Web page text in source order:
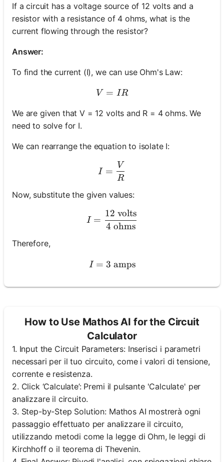
If a circuit has a voltage source of 12 volts and a
resistor with a resistance of 4 ohms, what is the
current flowing through the resistor?
Answer:
To find the current (I), we can use Ohm's Law:
V = IR
V = IR
We are given that V = 12 volts and R = 4 ohms. We
need to solve for I.
We can rearrange the equation to isolate I:
I = \frac{V}{R}
I =
R
V
Now, substitute the given values:
I = \frac{12 \text{
I =
4 ohms
12 volts
Therefore,
I = 3 \text{ amps}
I = 3 amps
How to Use Mathos AI for the Circuit
Calculator
1. Input the Circuit Parameters: Inserisci i parametri
necessari per il tuo circuito, come i valori di tensione,
corrente e resistenza.
2. Click ‘Calculate’: Premi il pulsante 'Calculate' per
analizzare il circuito.
3. Step-by-Step Solution: Mathos AI mostrerà ogni
passaggio effettuato per analizzare il circuito,
utilizzando metodi come la legge di Ohm, le leggi di
Kirchhoff o il teorema di Thevenin.